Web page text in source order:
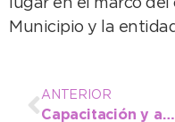
lugar en el marco
Municipio y la
ANTERIOR
Capacitación y acompañamiento para contribuir a la inserción laboral